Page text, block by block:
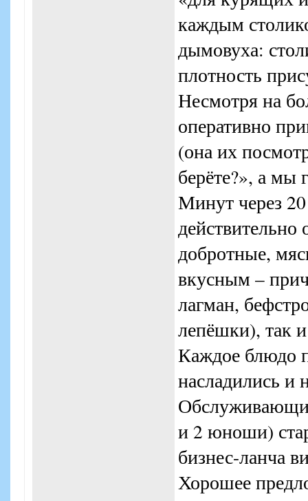
каждым
дымовуха:
плотность
Несмотря на
оперативно
(она их
берёте?», а мы
Минут через
действительно
добротные,
вкусным –
лагман,
лепёшки), так
Каждое блюдо
насладились и
и 2 юноши)
бизнес-ланча
Хорошее